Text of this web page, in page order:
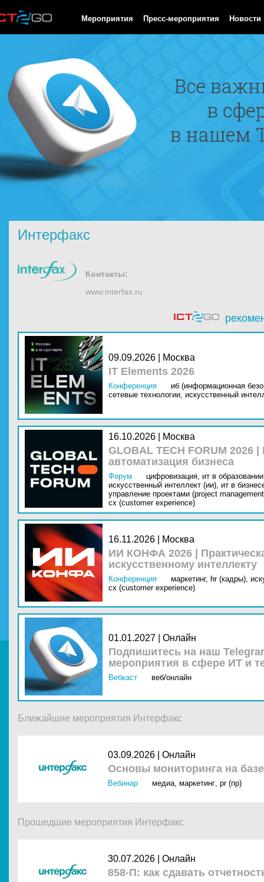
Мероприятия Пресс-мероприятия Новости
Интерфакс
Контакты:
www.interfax.ru
09.09.2026 | Москва
IT Elements 2026
Конференция
иб (информационная
сетевые технологии, искусственный
16.10.2026 | Москва
GLOBAL TECH FORUM
автоматизация бизнеса
Форум цифровизация, ит в
искусственный интеллект (ии), ит в
управление проектами (project
cx (customer experience)
16.11.2026 | Москва
ИИ КОНФА 2026 |
искусственному интеллекту
Конференция маркетинг, hr (кадры),
cx (customer experience)
01.01.2027 | Онлайн
Подпишитесь на наш
мероприятия в сфере ИТ и
Вебкаст веб/онлайн
Ближайшие мероприятия Интерфакс
03.09.2026 | Онлайн
Основы мониторинга на
Вебинар медиа, маркетинг, pr (пр)
Прошедшие мероприятия Интерфакс
30.07.2026 | Онлайн
858-П: как сдавать